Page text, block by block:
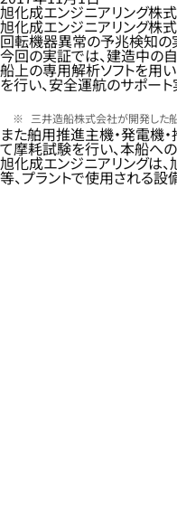
旭化成エンジニアリング株
旭化成エンジニアリング株式
回転機器異常の予兆検知の
今回の実証では、建造中の
船上の専用解析ソフトを用
を行い、安全運航のサポー
三井造船株式会社が開発した
また舶用推進主機・発電機
て摩耗試験を行い、本船へ
旭化成エンジニアリングは
等、プラントで使用される